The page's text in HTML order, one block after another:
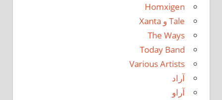
Homxigen
Tale و Xanta
The Ways
Today Band
Various Artists
آراد
آراو